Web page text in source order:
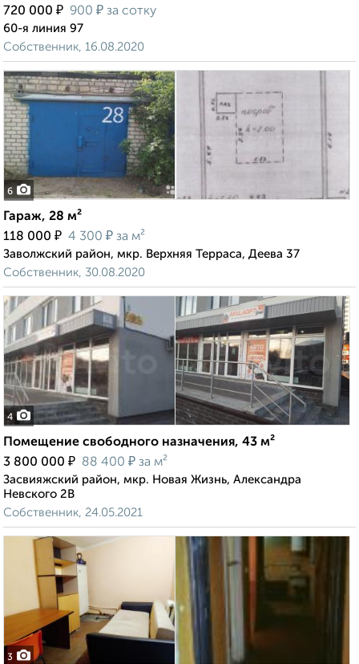
720 000 ₽ 900 ₽ за сотку
60-я линия 97
Собственник, 16.08.2020
6
Гараж, 28 м²
118 000 ₽ 4 300 ₽ за м²
Заволжский район, мкр. Верхняя Терраса, Деева 37
Собственник, 30.08.2020
4
Помещение свободного назначения, 43 м²
3 800 000 ₽ 88 400 ₽ за м²
Засвияжский район, мкр. Новая Жизнь, Александра
Невского 2В
Собственник, 24.05.2021
3